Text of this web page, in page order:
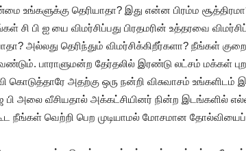
உங்களுக்கு தெரியாதா? இது என்ன பிரம்ம
சி பி ஐ யை விமர்சிப்பது பிரதமரின் உத்தரவை
அல்லது தெரிந்தும் விமர்சிக்கிறீர்களா? நீங்கள்
வேண்டும். பாராளுமன்ற தேர்தலில் இரண்டு லட்சம் மக்கள்
அதற்கு ஒரு நன்றி விசுவாசம் உங்களிடம்
பி அலை வீசியதால் அக்கட்சியினர் நின்ற இடங்களில்
நீங்கள் வெற்றி பெற முடியாமல் மோசமான